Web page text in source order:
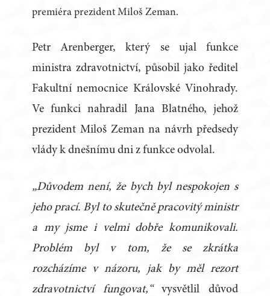
premiéra prezident Miloš Zeman.
Petr Arenberger, který se ujal funkce
ministra zdravotnictví, působil jako ředitel
Fakultní nemocnice Královské Vinohrady.
Ve funkci nahradil Jana Blatného, jehož
prezident Miloš Zeman na návrh předsedy
vlády k dnešnímu dni z funkce odvolal.
„Důvodem není, že bych byl nespokojen s
jeho prací. Byl to skutečně pracovitý ministr
a my jsme i velmi dobře komunikovali.
Problém byl v tom, že se zkrátka
rozcházíme v názoru, jak by měl rezort
zdravotnictví fungovat,“vysvětlil důvod